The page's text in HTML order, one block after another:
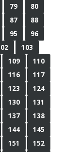
79
80
87
88
95
96
103
109
110
116
117
123
124
130
131
137
138
144
145
151
152